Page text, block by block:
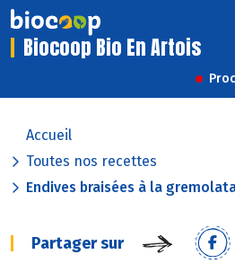
Biocoop Bio En Artois
Accueil
Toutes nos recettes
Endives braisées à la
Partager sur